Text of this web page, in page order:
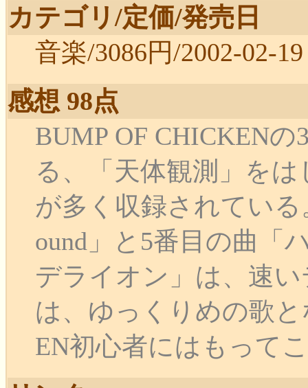
カテゴリ/定価/発売日
音楽/3086円/2002-02-19
感想 98点
BUMP OF CHICKEN
る、「天体観測」を
が多く収録されている
ound」と5番目の曲「
デライオン」は、速
は、ゆっくりめの歌
EN初心者にはもって